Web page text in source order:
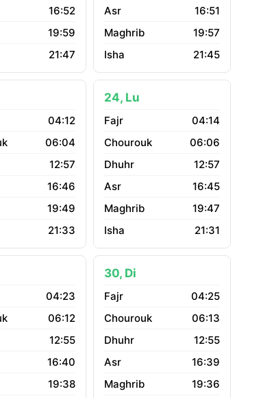
16:52
19:59
21:47
16:51
19:57
21:45
04:12
06:04
12:57
16:46
19:49
21:33
24, Lu
04:14
06:06
12:57
16:45
19:47
21:31
04:23
06:12
12:55
16:40
19:38
30, Di
04:25
06:13
12:55
16:39
19:36